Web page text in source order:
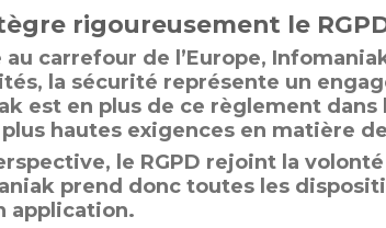
rigoureusement le
au carrefour de l’Europe,
la sécurité représente un
est en plus de ce règlement
hautes exigences en matière
le RGPD rejoint la
prend donc toutes les
application.